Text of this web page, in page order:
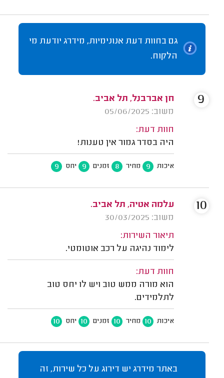
גם בחוות דעת אנונימיות, מידרג יודעת מי
הלקוח.
חן אברבנל, תל אביב.
משוב: 05/06/2025
חוות דעת:
היה בסדר גמור אין טענות!
איכות 9 מחיר 8 זמנים 9 יחס 9
9
עלמה אטיה, תל אביב.
משוב: 30/03/2025
תיאור השירות:
לימוד נהיגה על רכב אוטומטי.
חוות דעת:
הוא מורה ממש טוב ויש לו יחס טוב
לתלמידים.
איכות 10 מחיר 10 זמנים 10 יחס 10
10
באתר מידרג יש דירוג על כל שירות, זה